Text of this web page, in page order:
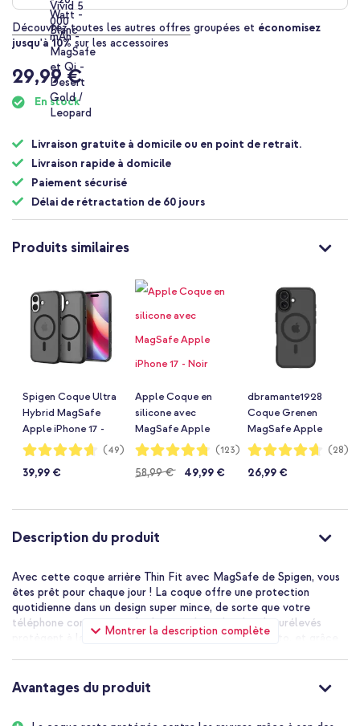
Découvrez toutes les autres offres groupées et économisez
jusqu'à 10% sur les accessoires
29,99 €
En stock
Livraison gratuite à domicile ou en point de retrait.
Livraison rapide à domicile
Paiement sécurisé
Délai de rétractation de 60 jours
Produits similaires
Spigen Coque Ultra
Hybrid MagSafe
Apple iPhone 17 -
Frost Black
Notation:
93%
(49)
39,99 €
Apple Coque en
silicone avec
MagSafe Apple
iPhone 17 - Noir
Notation:
95%
(123)
58,99 € 49,99 €
dbramante1928
Coque Grenen
MagSafe Apple
iPhone 17 - Noir
Notation:
93%
(28)
26,99 €
Description du produit
Montrer la description complète
Avec cette coque arrière Thin Fit avec MagSafe de Spigen, vous
êtes prêt pour chaque jour ! La coque offre une protection
quotidienne dans un design super mince, de sorte que votre
téléphone conserve son look minimaliste. Les bords surélevés
protègent à la fois votre écran et votre appareil photo, et grâce
Et avec la compatibilité MagSafe, vous pouvez facilement
charger votre téléphone sans fil. Un must donc !
Compatible avec MagSafe
Avantages du produit